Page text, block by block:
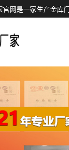
网是一家生产金库